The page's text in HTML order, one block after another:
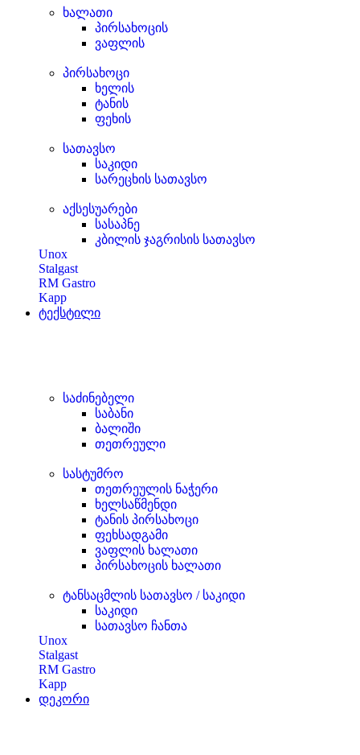
ხალათი
პირსახოცის
ვაფლის
პირსახოცი
ხელის
ტანის
ფეხის
სათავსო
საკიდი
სარეცხის სათავსო
აქსესუარები
სასაპნე
კბილის ჯაგრისის სათავსო
Unox
Stalgast
RM Gastro
Kapp
ტექსტილი
საძინებელი
საბანი
ბალიში
თეთრეული
სასტუმრო
თეთრეულის ნაჭერი
ხელსაწმენდი
ტანის პირსახოცი
ფეხსადგამი
ვაფლის ხალათი
პირსახოცის ხალათი
ტანსაცმლის სათავსო / საკიდი
საკიდი
სათავსო ჩანთა
Unox
Stalgast
RM Gastro
Kapp
დეკორი